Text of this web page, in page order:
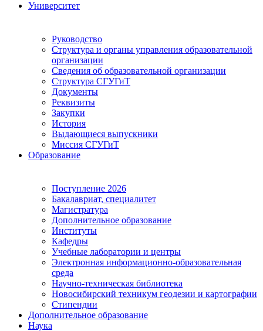
Университет
Руководство
Структура и органы управления образовательной
организации
Сведения об образовательной организации
Структура СГУГиТ
Документы
Реквизиты
Закупки
История
Выдающиеся выпускники
Миссия СГУГиТ
Образование
Поступление 2026
Бакалавриат, специалитет
Магистратура
Дополнительное образование
Институты
Кафедры
Учебные лаборатории и центры
Электронная информационно-образовательная
среда
Научно-техническая библиотека
Новосибирский техникум геодезии и картографии
Стипендии
Дополнительное образование
Наука